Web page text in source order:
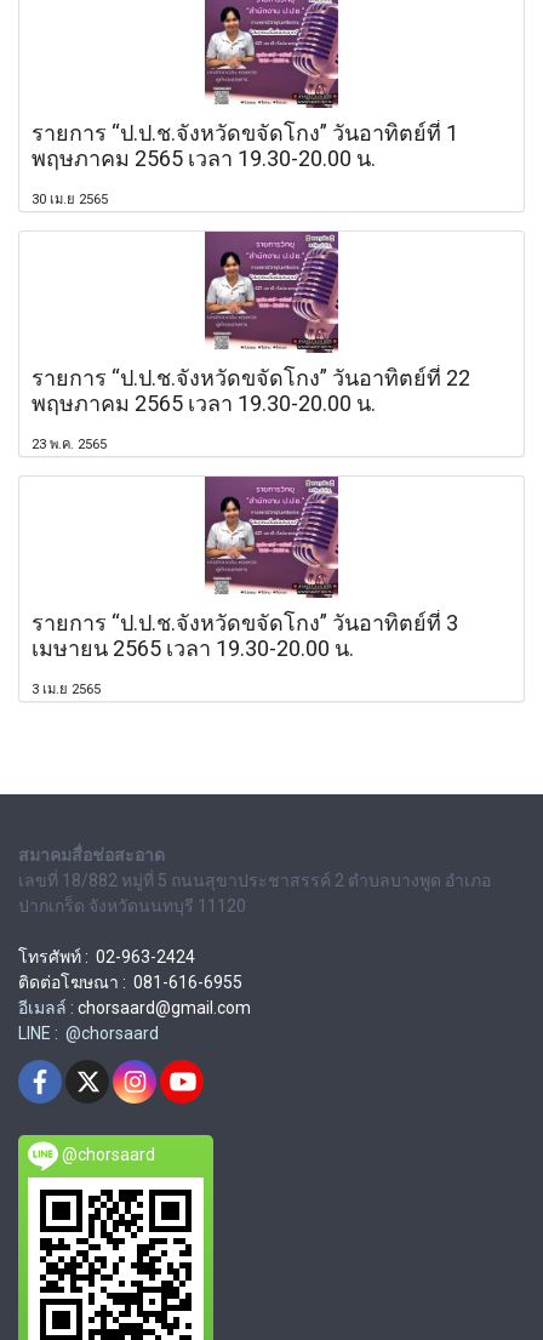
รายการ “ป.ป.ช.จังหวัดขจัดโกง” วันอาทิตย์ที่ 1
พฤษภาคม 2565 เวลา 19.30-20.00 น.
30 เม.ย 2565
รายการ “ป.ป.ช.จังหวัดขจัดโกง” วันอาทิตย์ที่ 22
พฤษภาคม 2565 เวลา 19.30-20.00 น.
23 พ.ค. 2565
รายการ “ป.ป.ช.จังหวัดขจัดโกง” วันอาทิตย์ที่ 3
เมษายน 2565 เวลา 19.30-20.00 น.
3 เม.ย 2565
สมาคมสื่อช่อสะอาด
เลขที่ 18/882 หมู่ที่ 5 ถนนสุขาประชาสรรค์ 2 ตำบลบางพูด อำเภอ
ปากเกร็ด จังหวัดนนทบุรี 11120
โทรศัพท์ : 02-963-2424
ติดต่อโฆษณา : 081-616-6955
อีเมลล์ : chorsaard@gmail.com
LINE : @chorsaard
@chorsaard